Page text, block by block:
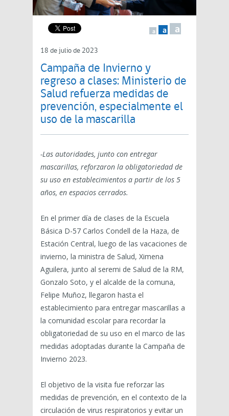
a a a
18 de julio de 2023
Campaña de Invierno y
regreso a clases: Ministerio de
Salud refuerza medidas de
prevención, especialmente el
uso de la mascarilla
-Las autoridades, junto con entregar
mascarillas, reforzaron la obligatoriedad de
su uso en establecimientos a partir de los 5
años, en espacios cerrados.
En el primer día de clases de la Escuela
Básica D-57 Carlos Condell de la Haza, de
Estación Central, luego de las vacaciones de
invierno, la ministra de Salud, Ximena
Aguilera, junto al seremi de Salud de la RM,
Gonzalo Soto, y el alcalde de la comuna,
Felipe Muñoz, llegaron hasta el
establecimiento para entregar mascarillas a
la comunidad escolar para recordar la
obligatoriedad de su uso en el marco de las
medidas adoptadas durante la Campaña de
Invierno 2023.
El objetivo de la visita fue reforzar las
medidas de prevención, en el contexto de la
circulación de virus respiratorios y evitar un